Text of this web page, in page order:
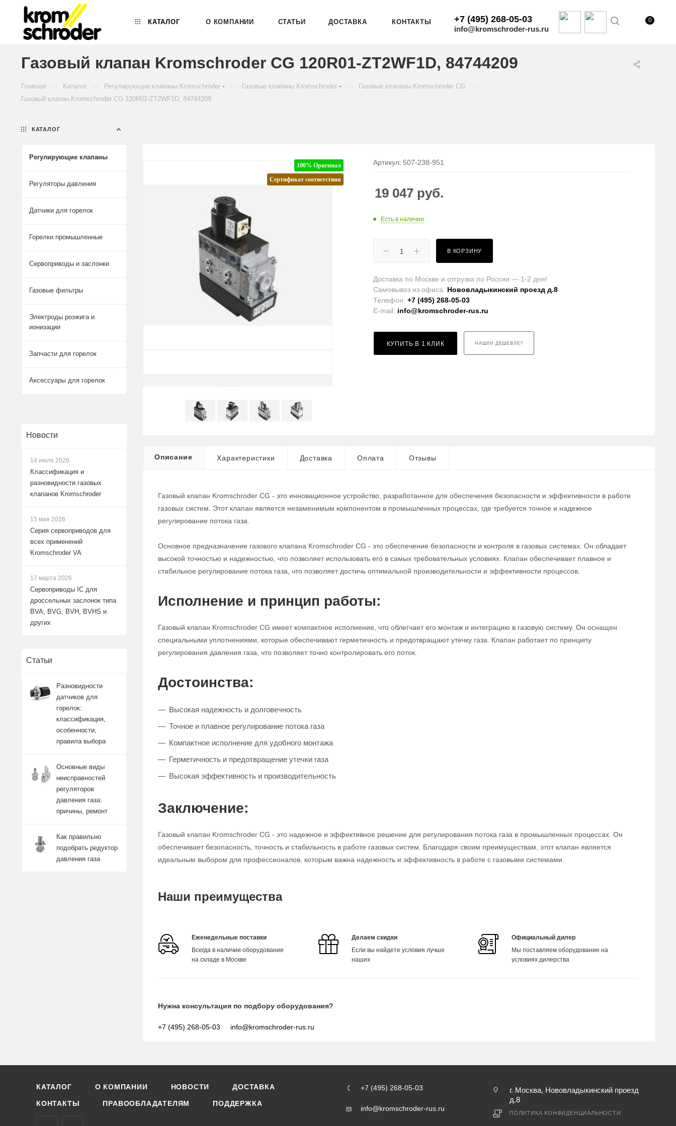
КАТАЛОГ О КОМПАНИИ СТАТЬИ ДОСТАВКА КОНТАКТЫ +7 (495) 268-05-03
info@kromschroder-rus.ru
0
Газовый клапан Kromschroder CG 120R01-ZT2WF1D, 84744209
Главная Каталог Регулирующие клапаны Kromschroder Газовые клапаны Kromschroder Газовые клапаны Kromschroder CG
Газовый клапан Kromschroder CG 120R01-ZT2WF1D, 84744209
100% Оригинал
Сертификат соответствия
Артикул: 507-238-951
19 047 руб.
Есть в наличии
В КОРЗИНУ
Доставка по Москве и отгрузка по России — 1-2 дня!
Самовывоз из офиса: Нововладыкинский проезд д.8
Телефон:+7 (495) 268-05-03
E-mail: info@kromschroder-rus.ru
КУПИТЬ В 1 КЛИК НАШЛИ ДЕШЕВЛЕ?
Описание Характеристики Доставка Оплата Отзывы
Газовый клапан Kromschroder CG - это инновационное устройство, разработанное для обеспечения безопасности и эффективности в работе
газовых систем. Этот клапан является незаменимым компонентом в промышленных процессах, где требуется точное и надежное
регулирование потока газа.
Основное предназначение газового клапана Kromschroder CG - это обеспечение безопасности и контроля в газовых системах. Он обладает
высокой точностью и надежностью, что позволяет использовать его в самых требовательных условиях. Клапан обеспечивает плавное и
стабильное регулирование потока газа, что позволяет достичь оптимальной производительности и эффективности процессов.
Исполнение и принцип работы:
Газовый клапан Kromschroder CG имеет компактное исполнение, что облегчает его монтаж и интеграцию в газовую систему. Он оснащен
специальными уплотнениями, которые обеспечивают герметичность и предотвращают утечку газа. Клапан работает по принципу
регулирования давления газа, что позволяет точно контролировать его поток.
Достоинства:
Высокая надежность и долговечность
Точное и плавное регулирование потока газа
Компактное исполнение для удобного монтажа
Герметичность и предотвращение утечки газа
Высокая эффективность и производительность
Заключение:
Газовый клапан Kromschroder CG - это надежное и эффективное решение для регулирования потока газа в промышленных процессах. Он
обеспечивает безопасность, точность и стабильность в работе газовых систем. Благодаря своим преимуществам, этот клапан является
идеальным выбором для профессионалов, которым важна надежность и эффективность в работе с газовыми системами.
Наши преимущества
Еженедельные поставки
Всегда в наличии оборудование
на складе в Москве
Делаем скидки
Если вы найдете условия лучше
наших
Официальный дилер
Мы поставляем оборудование на
условиях дилерства
Нужна консультация по подбору оборудования?
+7 (495) 268-05-03 info@kromschroder-rus.ru
КАТАЛОГ
Регулирующие клапаны
Регуляторы давления
Датчики для горелок
Горелки промышленные
Сервоприводы и заслонки
Газовые фильтры
Электроды розжига и
ионизации
Запчасти для горелок
Аксессуары для горелок
Новости
14 июля 2026
Классификация и
разновидности газовых
клапанов Kromschroder
15 мая 2026
Серия сервоприводов для
всех применений
Kromschroder VA
17 марта 2026
Сервоприводы IC для
дроссельных заслонок типа
BVA, BVG, BVH, BVHS и
других
Статьи
Разновидности
датчиков для
горелок:
классификация,
особенности,
правила выбора
Основные виды
неисправностей
регуляторов
давления газа:
причины, ремонт
Как правильно
подобрать редуктор
давления газа
КАТАЛОГ О КОМПАНИИ НОВОСТИ ДОСТАВКА
КОНТАКТЫ ПРАВООБЛАДАТЕЛЯМ ПОДДЕРЖКА
+7 (495) 268-05-03
info@kromschroder-rus.ru
г. Москва, Нововладыкинский проезд
д.8
ПОЛИТИКА КОНФИДЕНЦИАЛЬНОСТИ